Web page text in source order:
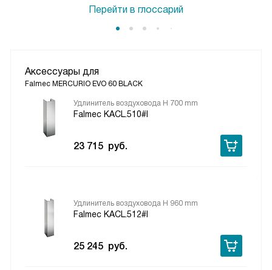
Перейти в глоссарий
Аксессуары для
Falmec MERCURIO EVO 60 BLACK
Удлинитель воздуховода H 700 mm
Falmec KACL.510#I
23 715 руб.
Удлинитель воздуховода H 960 mm
Falmec KACL.512#I
25 245 руб.